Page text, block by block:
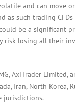
and can
as such trading
be a significant
risk losing all their
AxiTrader Limited,
Iran, North
jurisdictions.